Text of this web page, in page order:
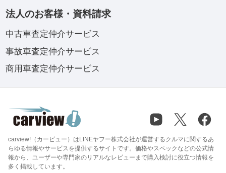
法人のお客様・資料請求
中古車査定仲介サービス
事故車査定仲介サービス
商用車査定仲介サービス
carview!（カービュー）はLINEヤフー株式会社が運営するクルマに関するあ
らゆる情報やサービスを提供するサイトです。価格やスペックなどの公式情
報から、ユーザーや専門家のリアルなレビューまで購入検討に役立つ情報を
多く掲載しています。